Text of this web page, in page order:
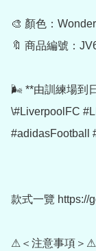
🎨 顏色：
🔖 商品編號：
🌬️ **由訓練場到
\#LiverpoolFC
#adidasFootball
款式一覽 https://
⚠＜注意事項＞⚠